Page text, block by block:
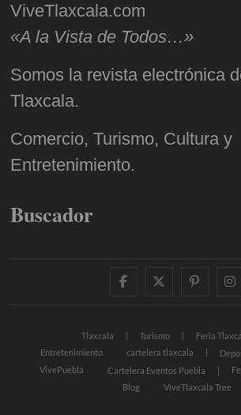
ViveTlaxcala.com
«A la Vista de Todos…»
Somos la revista electrónica
Tlaxcala.
Comercio, Turismo, Cultura y
Entretenimiento.
Buscador
facebooktwitter
Tlaxcala Turismo
Feria
Entretenimiento
cartelera tlaxcala
VivePuebla
Cartelera Eventos Puebla
Blog
ViveTlaxcala Tree